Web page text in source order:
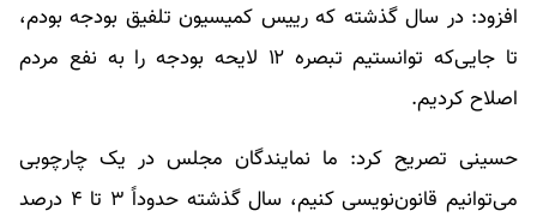
افزود: در سال گذشته که رییس کمیسیون تلفیق بودجه بودم،
تا جایی‌که توانستیم تبصره ۱۲ لایحه بودجه را به نفع مردم
اصلاح کردیم.
حسینی تصریح کرد: ما نمایندگان مجلس در یک چارچوبی
می‌توانیم قانون‌نویسی کنیم، سال گذشته حدوداً ۳ تا ۴ درصد